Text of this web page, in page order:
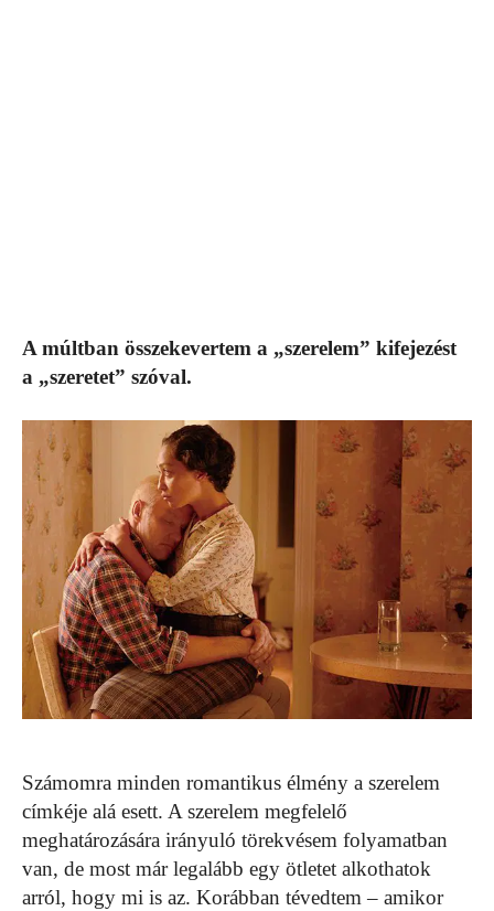
A múltban összekevertem a „szerelem” kifejezést
a „szeretet” szóval.
Számomra minden romantikus élmény a szerelem
címkéje alá esett. A szerelem megfelelő
meghatározására irányuló törekvésem folyamatban
van, de most már legalább egy ötletet alkothatok
arról, hogy mi is az. Korábban tévedtem – amikor